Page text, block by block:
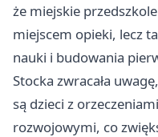
że miejskie
miejscem opieki, lecz
nauki i budowania
Stocka zwracała
są dzieci z
rozwojowymi, co